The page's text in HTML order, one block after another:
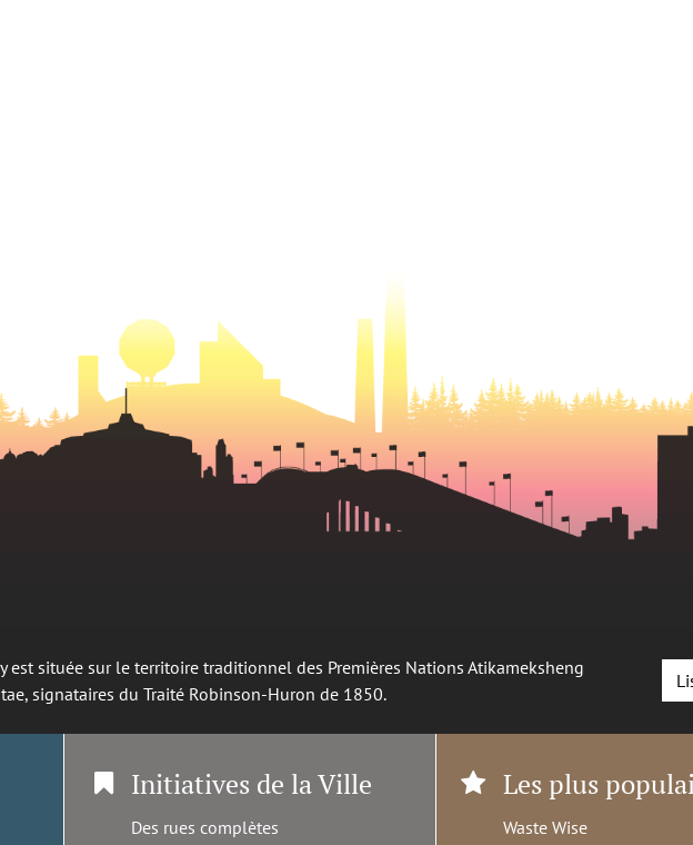
est située sur le territoire traditionnel des Premières Nations Atikameksheng
signataires du Traité Robinson-Huron de 1850.
Initiatives de la Ville
Des rues complètes
Les plus
Waste Wise